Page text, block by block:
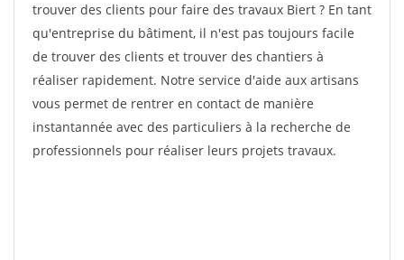
trouver des clients pour faire des travaux Biert ? En tant
qu'entreprise du bâtiment, il n'est pas toujours facile
de trouver des clients et trouver des chantiers à
réaliser rapidement. Notre service d'aide aux artisans
vous permet de rentrer en contact de manière
instantannée avec des particuliers à la recherche de
professionnels pour réaliser leurs projets travaux.